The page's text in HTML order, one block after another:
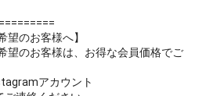
望のお客様へ】
望のお客様は、お得な会員価格でご
アカウント